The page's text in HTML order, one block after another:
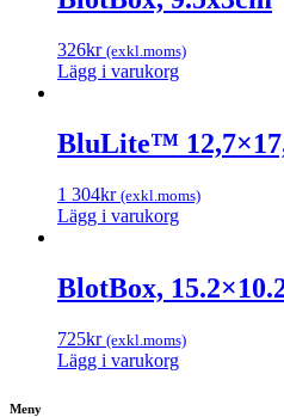
326kr (exkl.moms)
Lägg i varukorg
BluLite™
1 304kr (exkl.moms)
Lägg i varukorg
BlotBox,
725kr (exkl.moms)
Lägg i varukorg
Meny